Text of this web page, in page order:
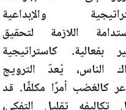
والإبداعية
اللازمة لتحقيق
بفعالية. كاستراتيجية
الناس، يُعدّ الترويج
كالغضب أمرًا مكلفًا. قد